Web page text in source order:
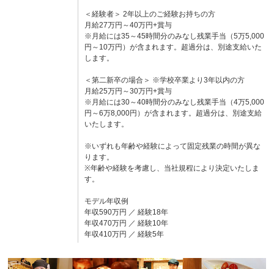
＜経験者＞ 2年以上のご経験お持ちの方
月給27万円～40万円+賞与
※月給には35～45時間分のみなし残業手当（5万5,000
円～10万円）が含まれます。超過分は、別途支給いた
します。
＜第二新卒の場合＞ ※学校卒業より3年以内の方
月給25万円～30万円+賞与
※月給には30～40時間分のみなし残業手当（4万5,000
円～6万8,000円）が含まれます。超過分は、別途支給
いたします。
※いずれも年齢や経験によって固定残業の時間が異な
ります。
※年齢や経験を考慮し、当社規程により決定いたしま
す。
モデル年収例
年収590万円 ／ 経験18年
年収470万円 ／ 経験10年
年収410万円 ／ 経験5年